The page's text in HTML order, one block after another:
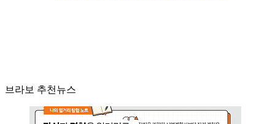
브라보 추천뉴스